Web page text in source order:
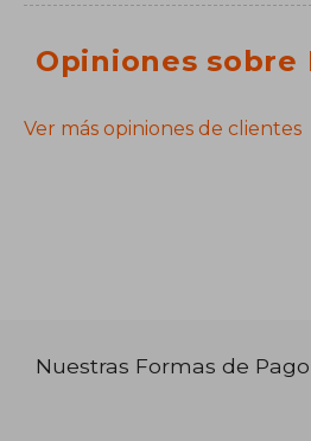
Opiniones sobre
Ver más opiniones de clientes
Nuestras Formas de Pago